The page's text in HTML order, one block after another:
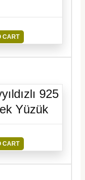
CART
925
Yüzük
CART